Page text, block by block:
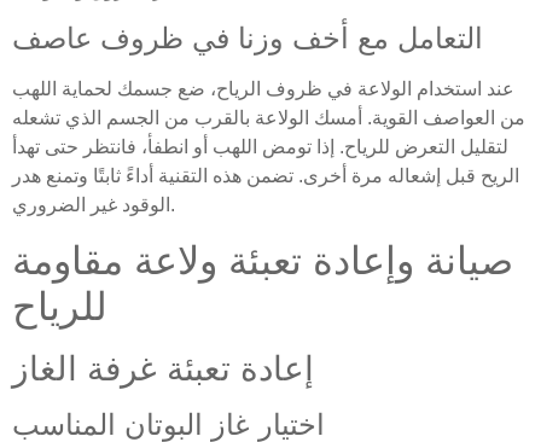
التعامل مع أخف وزنا في ظروف عاصف
عند استخدام الولاعة في ظروف الرياح، ضع جسمك لحماية اللهب
من العواصف القوية. أمسك الولاعة بالقرب من الجسم الذي تشعله
لتقليل التعرض للرياح. إذا تومض اللهب أو انطفأ، فانتظر حتى تهدأ
الريح قبل إشعاله مرة أخرى. تضمن هذه التقنية أداءً ثابتًا وتمنع هدر
الوقود غير الضروري.
صيانة وإعادة تعبئة ولاعة مقاومة
للرياح
إعادة تعبئة غرفة الغاز
اختيار غاز البوتان المناسب